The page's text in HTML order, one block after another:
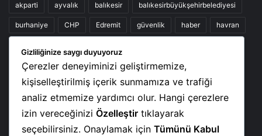
akparti ayvalık balıkesir balıkesirbüyükşehirbelediyesi
burhaniye CHP Edremit güvenlik haber havran
zeytinyağı çanakkale
Haber Görsel
Gizliliğinize saygı duyuyoruz
Çerezler deneyiminizi geliştirmemize,
kişiselleştirilmiş içerik sunmamıza ve trafiği
analiz etmemize yardımcı olur. Hangi çerezlere
izin vereceğinizi Özelleştir tıklayarak
seçebilirsiniz. Onaylamak için Tümünü Kabul